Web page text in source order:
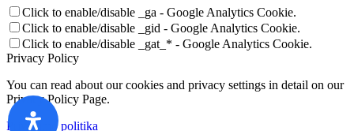
Click to enable/disable _ga - Google Analytics Cookie.
Click to enable/disable _gid - Google Analytics Cookie.
Click to enable/disable _gat_* - Google Analytics Cookie.
Privacy Policy
You can read about our cookies and privacy settings in detail on our
Privacy Policy Page.
Privatumo politika